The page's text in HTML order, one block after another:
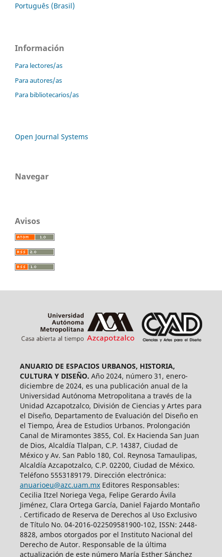
Português (Brasil)
Información
Para lectores/as
Para autores/as
Para bibliotecarios/as
Open Journal Systems
Navegar
Avisos
ANUARIO DE ESPACIOS URBANOS, HISTORIA,
CULTURA Y DISEÑO. Año 2024, número 31, enero-
diciembre de 2024, es una publicación anual de la
Universidad Autónoma Metropolitana a través de la
Unidad Azcapotzalco, División de Ciencias y Artes para
el Diseño, Departamento de Evaluación del Diseño en
el Tiempo, Área de Estudios Urbanos. Prolongación
Canal de Miramontes 3855, Col. Ex Hacienda San Juan
de Dios, Alcaldía Tlalpan, C.P. 14387, Ciudad de
México y Av. San Pablo 180, Col. Reynosa Tamaulipas,
Alcaldía Azcapotzalco, C.P. 02200, Ciudad de México.
Teléfono 5553189179. Dirección electrónica:
anuarioeu@azc.uam.mxEditores Responsables:
Cecilia Itzel Noriega Vega, Felipe Gerardo Ávila
Jiménez, Clara Ortega García, Daniel Fajardo Montaño
. Certificado de Reserva de Derechos al Uso Exclusivo
de Título No. 04-2016-022509581900-102, ISSN: 2448-
8828, ambos otorgados por el Instituto Nacional del
Derecho de Autor. Responsable de la última
actualización de este número María Esther Sánchez